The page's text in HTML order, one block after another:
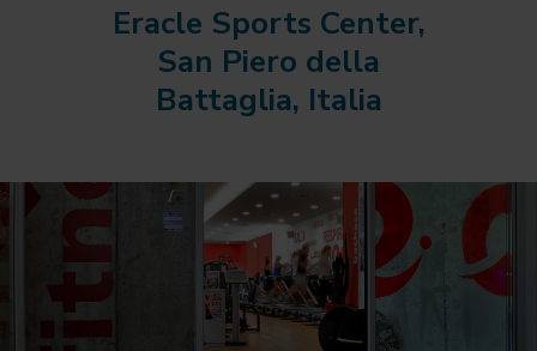
Eracle Sports Center,
San Piero della
Battaglia, Italia